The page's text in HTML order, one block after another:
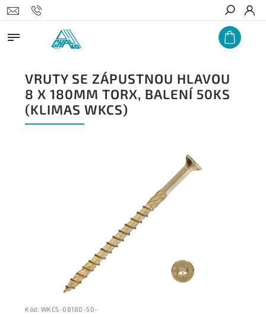
Hledat
VRUTY SE ZÁPUSTNOU HLAVOU
8 X 180MM TORX, BALENÍ 50KS
(KLIMAS WKCS)
Kód: WKCS-08180-50-